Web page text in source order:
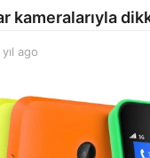
kameralarıyla
yıl ago
ı